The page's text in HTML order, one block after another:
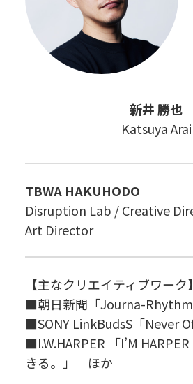
新井 勝也
Katsuya Arai
TBWA HAKUHODO
Disruption Lab / Creative
Art Director
【主なクリエイティブワーク】
■朝日新聞「Journa-Rhythm
■SONY LinkBudsS「Never
■I.W.HARPER 「I’M
きる。」 ほか